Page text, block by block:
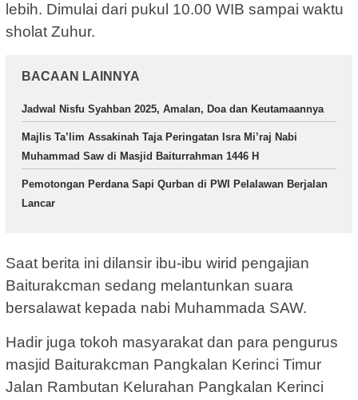
lebih. Dimulai dari pukul 10.00 WIB sampai waktu
sholat Zuhur.
BACAAN LAINNYA
Jadwal Nisfu Syahban 2025, Amalan, Doa dan Keutamaannya
Majlis Ta’lim Assakinah Taja Peringatan Isra Mi’raj Nabi
Muhammad Saw di Masjid Baiturrahman 1446 H
Pemotongan Perdana Sapi Qurban di PWI Pelalawan Berjalan
Lancar
Saat berita ini dilansir ibu-ibu wirid pengajian
Baiturakcman sedang melantunkan suara
bersalawat kepada nabi Muhammada SAW.
Hadir juga tokoh masyarakat dan para pengurus
masjid Baiturakcman Pangkalan Kerinci Timur
Jalan Rambutan Kelurahan Pangkalan Kerinci